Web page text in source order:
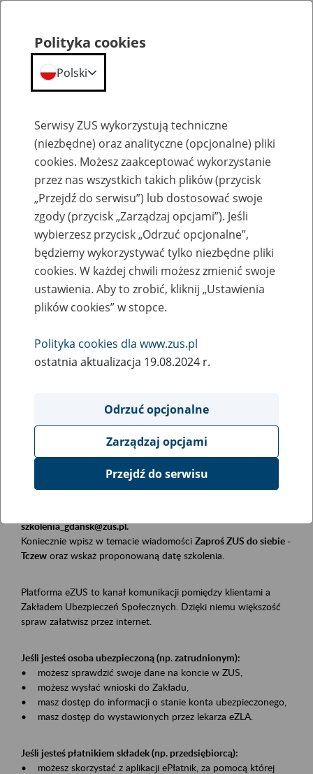
Szkolenia
Zaproś ZUS do siebie: eZUS, wizyty
rezerwowane, e-wizyty, Aktywni 50+
Rodzaj wydarzenia
Szkolenia
Obszar merytoryczny
Płatnicy, ubezpieczeni, świadczeniobiorcy
Opis wydarzenia
Szkolenie stacjonarne w siedzibie firmy, instytucji, urzędu.
szkolenia_gdansk@zus.pl.
Koniecznie wpisz w temacie wiadomości Zaproś ZUS do siebie -
Tczew oraz wskaż proponowaną datę szkolenia.
Platforma eZUS to kanał komunikacji pomiędzy klientami a
Zakładem Ubezpieczeń Społecznych. Dzięki niemu większość
spraw załatwisz przez internet.
Jeśli jesteś osoba ubezpieczoną (np. zatrudnionym):
• możesz sprawdzić swoje dane na koncie w ZUS,
• możesz wysłać wnioski do Zakładu,
• masz dostęp do informacji o stanie konta ubezpieczonego,
• masz dostęp do wystawionych przez lekarza eZLA.
Jeśli jesteś płatnikiem składek (np. przedsiębiorcą):
• możesz skorzystać z aplikacji ePłatnik, za pomocą której
Polityka cookies
Polski
Serwisy ZUS wykorzystują techniczne
(niezbędne) oraz analityczne (opcjonalne) pliki
cookies. Możesz zaakceptować wykorzystanie
przez nas wszystkich takich plików (przycisk
„Przejdź do serwisu”) lub dostosować swoje
zgody (przycisk „Zarządzaj opcjami”). Jeśli
wybierzesz przycisk „Odrzuć opcjonalne”,
będziemy wykorzystywać tylko niezbędne pliki
cookies. W każdej chwili możesz zmienić swoje
ustawienia. Aby to zrobić, kliknij „Ustawienia
plików cookies” w stopce.
Polityka cookies dla www.zus.pl
ostatnia aktualizacja 19.08.2024 r.
Odrzuć opcjonalne
Zarządzaj opcjami
Przejdź do serwisu